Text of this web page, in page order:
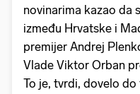
novinarima kazao da
između Hrvatske i
premijer Andrej
Vlade Viktor Orban
To je, tvrdi, dovelo